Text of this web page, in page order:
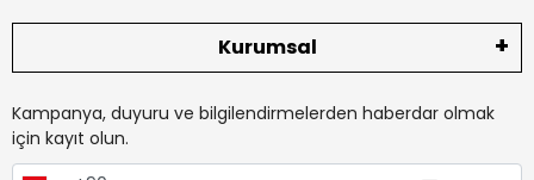
Kurumsal
Kampanya, duyuru ve bilgilendirmelerden haberdar olmak
için kayıt olun.